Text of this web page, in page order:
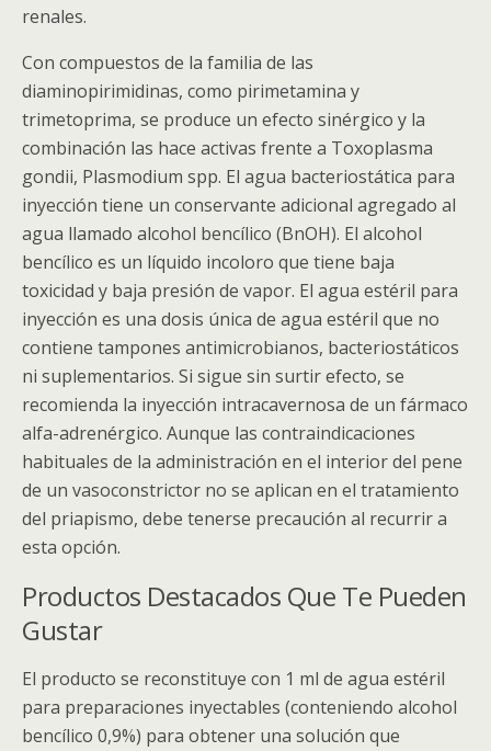
renales.
Con compuestos de la familia de las
diaminopirimidinas, como pirimetamina y
trimetoprima, se produce un efecto sinérgico y la
combinación las hace activas frente a Toxoplasma
gondii, Plasmodium spp. El agua bacteriostática para
inyección tiene un conservante adicional agregado al
agua llamado alcohol bencílico (BnOH). El alcohol
bencílico es un líquido incoloro que tiene baja
toxicidad y baja presión de vapor. El agua estéril para
inyección es una dosis única de agua estéril que no
contiene tampones antimicrobianos, bacteriostáticos
ni suplementarios. Si sigue sin surtir efecto, se
recomienda la inyección intracavernosa de un fármaco
alfa-adrenérgico. Aunque las contraindicaciones
habituales de la administración en el interior del pene
de un vasoconstrictor no se aplican en el tratamiento
del priapismo, debe tenerse precaución al recurrir a
esta opción.
Productos Destacados Que Te Pueden
Gustar
El producto se reconstituye con 1 ml de agua estéril
para preparaciones inyectables (conteniendo alcohol
bencílico 0,9%) para obtener una solución que